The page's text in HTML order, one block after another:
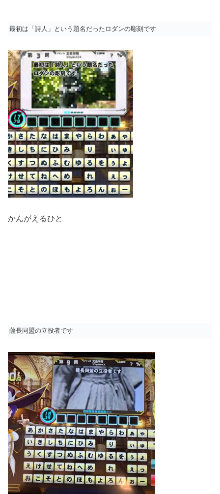
最初は「詩人」という題名だったロダンの彫刻です
かんがえるひと
薩長同盟の立役者です